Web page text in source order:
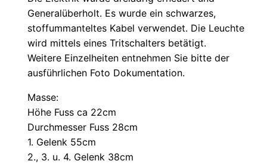
Generalüberholt. Es wurde ein schwarzes,
stoffummanteltes Kabel verwendet. Die Leuchte
wird mittels eines Tritschalters betätigt.
Weitere Einzelheiten entnehmen Sie bitte der
ausführlichen Foto Dokumentation.
Masse:
Höhe Fuss ca 22cm
Durchmesser Fuss 28cm
1. Gelenk 55cm
2., 3. u. 4. Gelenk 38cm